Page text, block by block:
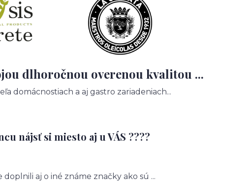
dlhoročnou overenou kvalitou ...
domácnostiach a aj gastro zariadeniach...
nájsť si miesto aj u VÁS ????
aj o iné známe značky ako sú ...